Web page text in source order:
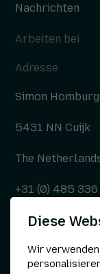
Nachrichten
Arbeiten bei
Adresse
Simon
5431 NN Cuijk
The
+31 (0) 485
info@kepser.nl
Diese
Wir